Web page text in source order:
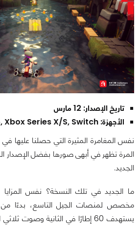
تاريخ الإصدار: 12 مارس
الأجهزة: PS5, Xbox Series X/S, Switch
نفس المغامرة المثيرة التي حصلنا عليها
المرة تظهر في أبهى صورها بفضل
الجديد.
ما الجديد في تلك النسخة؟ نفس المزايا
يستهدف 60 إطارًا في الثانية وصوت